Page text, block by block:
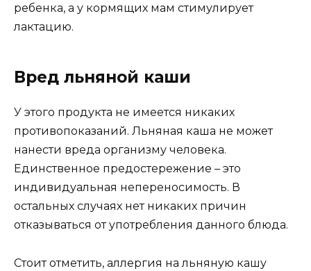
ребенка, а у кормящих мам стимулирует
лактацию.
Вред льняной каши
У этого продукта не имеется никаких
противопоказаний. Льняная каша не может
нанести вреда организму человека.
Единственное предостережение – это
индивидуальная непереносимость. В
остальных случаях нет никаких причин
отказываться от употребления данного блюда.
Стоит отметить, аллергия на льняную кашу